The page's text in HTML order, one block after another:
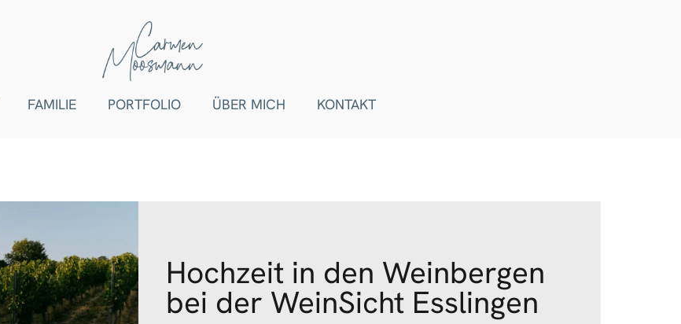
FAMILIE PORTFOLIO ÜBER MICH KONTAKT
Hochzeit in den Weinbergen
bei der WeinSicht Esslingen